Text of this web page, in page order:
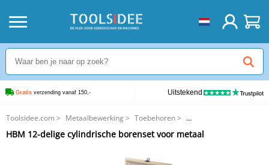
Gratis verzending vanaf 150,- Uitstekend
Toolsidee.com > Metaalbewerking > Toebehoren>
HBM 12-delige cylindrische borenset voor metaal
HBM 12-delige cylindrische borenset voor metaal